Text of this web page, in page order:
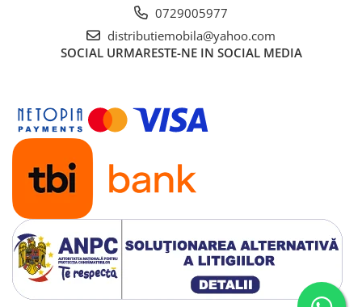
0729005977
distributiemobila@yahoo.com
SOCIAL URMARESTE-NE IN SOCIAL MEDIA